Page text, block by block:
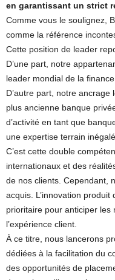
en garantissant un strict
Comme vous le soulignez,
comme la référence
Cette position de leader
D’une part, notre
leader mondial de la
D’autre part, notre
plus ancienne banque
d’activité en tant que
une expertise terrain
C’est cette double
internationaux et des
de nos clients. Cependant,
acquis. L’innovation
prioritaire pour anticiper
l’expérience client.
À ce titre, nous lancerons
dédiées à la facilitation du
des opportunités de